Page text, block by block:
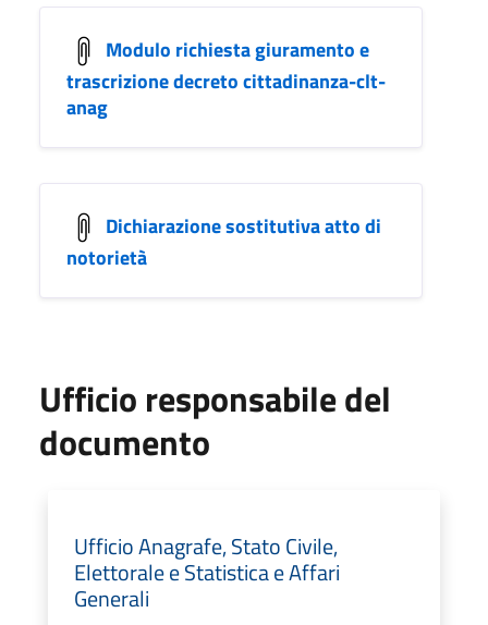
Modulo richiesta giuramento e
trascrizione decreto cittadinanza-clt-
anag
Dichiarazione sostitutiva atto di
notorietà
Ufficio responsabile del
documento
Ufficio Anagrafe, Stato Civile,
Elettorale e Statistica e Affari
Generali